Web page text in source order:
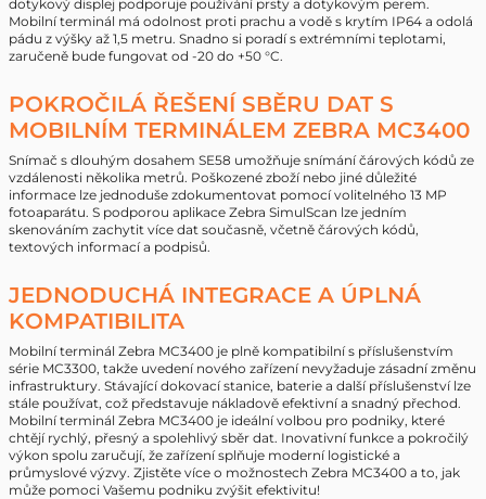
dotykový displej podporuje používání prsty a dotykovým perem.
Mobilní terminál má odolnost proti prachu a vodě s krytím IP64 a odolá
pádu z výšky až 1,5 metru. Snadno si poradí s extrémními teplotami,
zaručeně bude fungovat od -20 do +50 °C.
POKROČILÁ ŘEŠENÍ SBĚRU DAT S
MOBILNÍM TERMINÁLEM ZEBRA MC3400
Snímač s dlouhým dosahem SE58 umožňuje snímání čárových kódů ze
vzdálenosti několika metrů. Poškozené zboží nebo jiné důležité
informace lze jednoduše zdokumentovat pomocí volitelného 13 MP
fotoaparátu. S podporou aplikace Zebra SimulScan lze jedním
skenováním zachytit více dat současně, včetně čárových kódů,
textových informací a podpisů.
JEDNODUCHÁ INTEGRACE A ÚPLNÁ
KOMPATIBILITA
Mobilní terminál Zebra MC3400 je plně kompatibilní s příslušenstvím
série MC3300, takže uvedení nového zařízení nevyžaduje zásadní změnu
infrastruktury. Stávající dokovací stanice, baterie a další příslušenství lze
stále používat, což představuje nákladově efektivní a snadný přechod.
Mobilní terminál Zebra MC3400 je ideální volbou pro podniky, které
chtějí rychlý, přesný a spolehlivý sběr dat. Inovativní funkce a pokročilý
výkon spolu zaručují, že zařízení splňuje moderní logistické a
průmyslové výzvy. Zjistěte více o možnostech Zebra MC3400 a to, jak
může pomoci Vašemu podniku zvýšit efektivitu!